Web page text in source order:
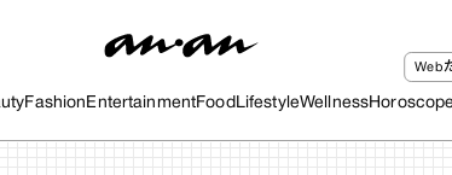
Fashion EntertainmentFood LifestyleWellness
Web